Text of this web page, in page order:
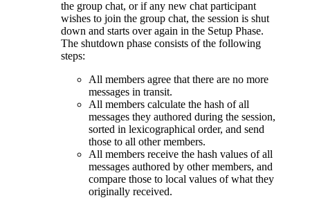
the group chat, or if any new chat participant
wishes to join the group chat, the session is shut
down and starts over again in the Setup Phase.
The shutdown phase consists of the following
steps:
All members agree that there are no more
messages in transit.
All members calculate the hash of all
messages they authored during the session,
sorted in lexicographical order, and send
those to all other members.
All members receive the hash values of all
messages authored by other members, and
compare those to local values of what they
originally received.